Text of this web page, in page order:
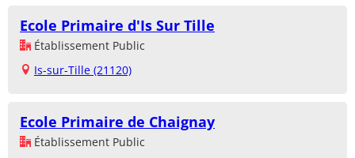
Ecole Primaire d'Is Sur Tille
Établissement Public
Is-sur-Tille (21120)
Ecole Primaire de Chaignay
Établissement Public